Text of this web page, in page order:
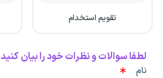
تقویم استخدام
لطفا سوالات و نظرات خود را بیان کنید
نام